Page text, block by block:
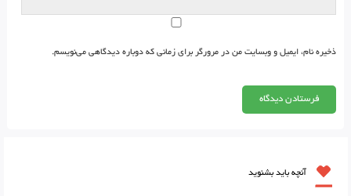
ذخیره نام، ایمیل و وبسایت من در مرورگر برای زمانی که دوباره دیدگاهی می‌نویسم.
آنچه باید بشنوید